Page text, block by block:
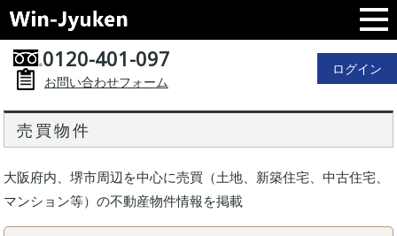
0120-401-097
お問い合わせフォーム
ログイン
売買物件
大阪府内、堺市周辺を中心に売買（土地、新築住宅、中古住宅、
マンション等）の不動産物件情報を掲載